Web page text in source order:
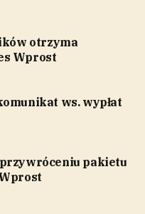
otrzyma
Wprost
ws. wypłat
pakietu